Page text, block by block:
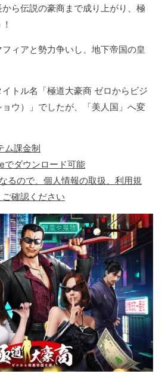
ら伝説の豪商まで成り上がり、極
ィアと勢力争いし、地下帝国の皇
トル名「極道大豪商 ゼロからビジ
ウ）」でしたが、「美人国」へ変
ム課金制
ダウンロード可能
るので、個人情報の取扱、利用規
確認ください